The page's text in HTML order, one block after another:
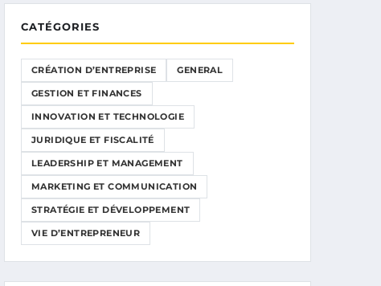
CATÉGORIES
CRÉATION D’ENTREPRISE GENERAL
GESTION ET FINANCES
INNOVATION ET TECHNOLOGIE
JURIDIQUE ET FISCALITÉ
LEADERSHIP ET MANAGEMENT
MARKETING ET COMMUNICATION
STRATÉGIE ET DÉVELOPPEMENT
VIE D’ENTREPRENEUR